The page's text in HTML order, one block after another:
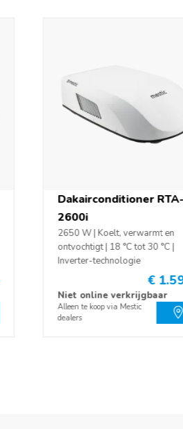
Dakairconditioner RTA-
2600i
2650 W | Koelt, verwarmt en
ontvochtigt | 18 °C tot 30 °C |
Inverter-technologie
€
Niet online verkrijgbaar
Alleen te koop via Mestic
dealers